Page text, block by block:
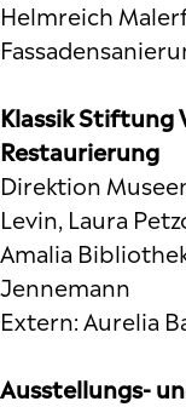
Helmreich
Klassik Stiftung
Restaurierung
Direktion
Levin, Laura
Amalia
Jennemann
Extern: Aurelia
Ausstellungs-